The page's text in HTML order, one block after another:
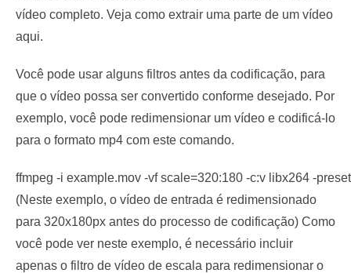
vídeo completo. Veja como extrair uma parte de um vídeo
aqui.
Você pode usar alguns filtros antes da codificação, para
que o vídeo possa ser convertido conforme desejado. Por
exemplo, você pode redimensionar um vídeo e codificá-lo
para o formato mp4 com este comando.
ffmpeg -i example.mov -vf scale=320:180 -c:v libx264 -
(Neste exemplo, o vídeo de entrada é redimensionado
para 320x180px antes do processo de codificação) Como
você pode ver neste exemplo, é necessário incluir
apenas o filtro de vídeo de escala para redimensionar o